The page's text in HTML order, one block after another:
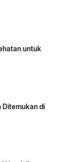
untuk
Ditemukan di